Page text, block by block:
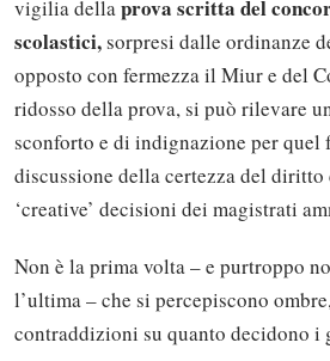
vigilia dellaprova scritta del
scolastici,sorpresi dalle ordinanze
opposto con fermezza il Miur e del
ridosso della prova, si può rilevare
sconforto e di indignazione per quel
discussione della certezza del diritto
‘creative’ decisioni dei magistrati
Non è la prima volta – e purtroppo
l’ultima – che si percepiscono
contraddizioni su quanto decidono